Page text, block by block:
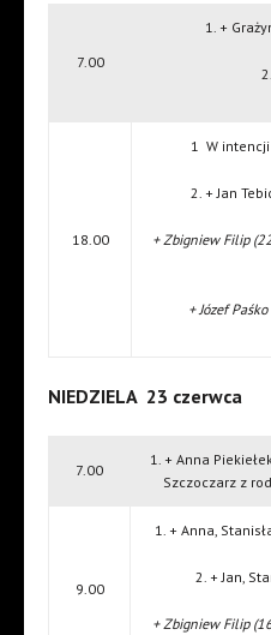
7.00
1. +
18.00
1 W intencji
2. + Jan
+ Zbigniew Filip
+ Józef
NIEDZIELA 23 czerwca
7.00
1. + Anna
Szczoczarz z
9.00
1. + Anna,
2. + Jan,
+ Zbigniew Filip